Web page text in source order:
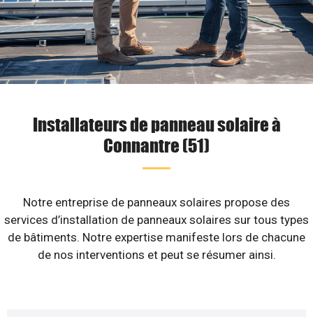
Installateurs de panneau solaire à
Connantre (51)
Notre entreprise de panneaux solaires propose des
services d’installation de panneaux solaires sur tous types
de bâtiments. Notre expertise manifeste lors de chacune
de nos interventions et peut se résumer ainsi.